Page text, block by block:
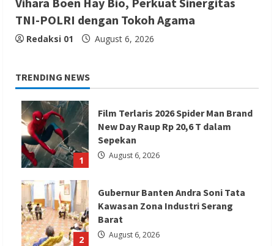
TNI-POLRI dengan Tokoh Agama
Redaksi 01 August 6, 2026
TRENDING NEWS
1
Film Terlaris 2026 Spider Man Brand
New Day Raup Rp 20,6 T dalam
Sepekan
August 6, 2026
2
Gubernur Banten Andra Soni Tata
Kawasan Zona Industri Serang
Barat
August 6, 2026